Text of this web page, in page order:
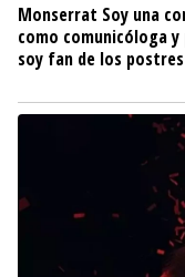
Monserrat Soy una
como comunicóloga
soy fan de los